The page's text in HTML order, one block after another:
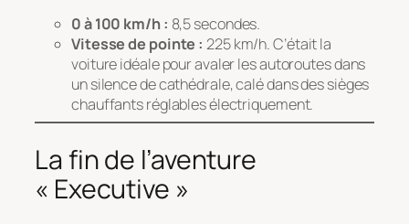
0 à 100 km/h : 8,5 secondes.
Vitesse de pointe : 225 km/h. C’était la
voiture idéale pour avaler les autoroutes dans
un silence de cathédrale, calé dans des sièges
chauffants réglables électriquement.
La fin de l’aventure
« Executive »